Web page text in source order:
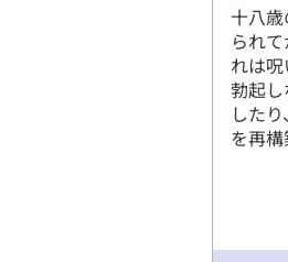
十八
られ
れは
勃起
した
を再